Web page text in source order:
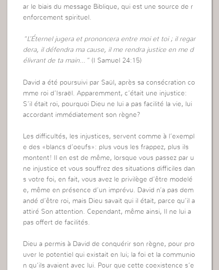
ar le biais du message Biblique, qui est une source de r
enforcement spirituel.
“L’Éternel jugera et prononcera entre moi et toi ; il regar
dera, il défendra ma cause, il me rendra justice en me d
élivrant de ta main…” (I Samuel 24:15)
David a été poursuivi par Saül, après sa consécration co
mme roi d’Israël. Apparemment, c’était une injustice:
S’il était roi, pourquoi Dieu ne lui a pas facilité la vie, lui
accordant immédiatement son règne?
Les difficultés, les injustices, servent comme à l’exempl
e des «blancs d’oeufs»: plus vous les frappez, plus ils
montent! Il en est de même, lorsque vous passez par u
ne injustice et vous souffrez des situations difficiles dan
s votre foi, en fait, vous avez le privilège d’être modelé
e, même en présence d’un imprévu. David n’a pas dem
andé d’être roi, mais Dieu savait qui il était, parce qu’il a
attiré Son attention. Cependant, même ainsi, Il ne lui a
pas offert de facilités.
Dieu a permis à David de conquérir son règne, pour pro
uver le potentiel qui existait en lui; la foi et la communio
n qu’ils avaient avec lui. Pour que cette coexistence s’e